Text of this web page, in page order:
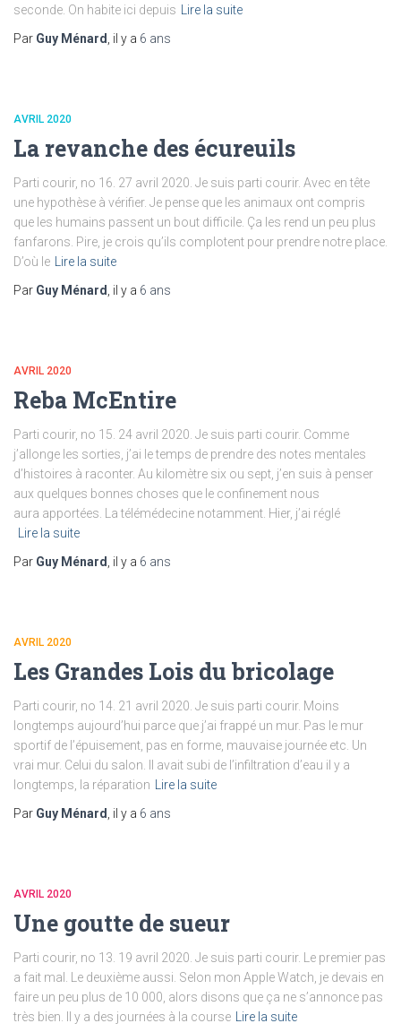
seconde. On habite ici depuis
Lire la suite
Par Guy Ménard , il y a 6 ans
AVRIL 2020
La revanche des écureuils
Parti courir, no 16. 27 avril 2020. Je suis parti courir. Avec en tête
une hypothèse à vérifier. Je pense que les animaux ont compris
que les humains passent un bout difficile. Ça les rend un peu plus
fanfarons. Pire, je crois qu’ils complotent pour prendre notre place.
D’où le
Lire la suite
Par Guy Ménard , il y a 6 ans
AVRIL 2020
Reba McEntire
Parti courir, no 15. 24 avril 2020. Je suis parti courir. Comme
j’allonge les sorties, j’ai le temps de prendre des notes mentales
d’histoires à raconter. Au kilomètre six ou sept, j’en suis à penser
aux quelques bonnes choses que le confinement nous
aura apportées. La télémédecine notamment. Hier, j’ai réglé
Lire la suite
Par Guy Ménard , il y a 6 ans
AVRIL 2020
Les Grandes Lois du bricolage
Parti courir, no 14. 21 avril 2020. Je suis parti courir. Moins
longtemps aujourd’hui parce que j’ai frappé un mur. Pas le mur
sportif de l’épuisement, pas en forme, mauvaise journée etc. Un
vrai mur. Celui du salon. Il avait subi de l’infiltration d’eau il y a
longtemps, la réparation
Lire la suite
Par Guy Ménard , il y a 6 ans
AVRIL 2020
Une goutte de sueur
Parti courir, no 13. 19 avril 2020. Je suis parti courir. Le premier pas
a fait mal. Le deuxième aussi. Selon mon Apple Watch, je devais en
faire un peu plus de 10 000, alors disons que ça ne s’annonce pas
très bien. Il y a des journées à la course
Lire la suite